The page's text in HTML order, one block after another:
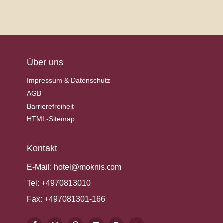
Über uns
Impressum & Datenschutz
AGB
Barrierefreiheit
HTML-Sitemap
Kontakt
E-Mail: hotel@moknis.com
Tel: +4970813010
Fax: +497081301-166